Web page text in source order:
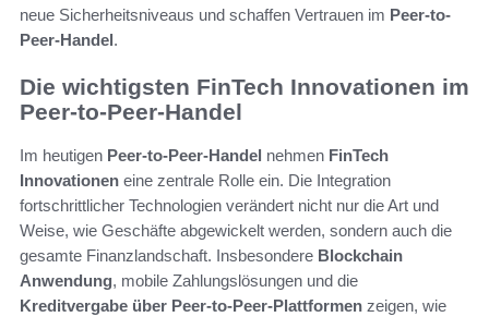
neue Sicherheitsniveaus und schaffen Vertrauen im Peer-to-
Peer-Handel.
Die wichtigsten FinTech Innovationen im
Peer-to-Peer-Handel
Im heutigen Peer-to-Peer-Handel nehmen FinTech
Innovationen eine zentrale Rolle ein. Die Integration
fortschrittlicher Technologien verändert nicht nur die Art und
Weise, wie Geschäfte abgewickelt werden, sondern auch die
gesamte Finanzlandschaft. Insbesondere Blockchain
Anwendung, mobile Zahlungslösungen und die
Kreditvergabe über Peer-to-Peer-Plattformen zeigen, wie